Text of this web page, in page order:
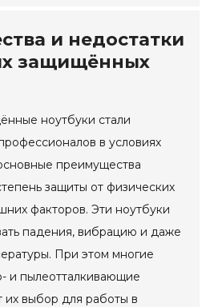
и недостатки
защищённых
ноутбуки стали
в условиях
преимущества
защиты от физических
факторов. Эти ноутбуки
падения, вибрацию и даже
При этом многие
и пылеотталкивающие
их выбор для работы в